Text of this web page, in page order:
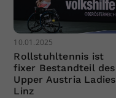
10.01.2025
Rollstuhltennis ist
fixer Bestandteil des
Upper Austria Ladies
Linz